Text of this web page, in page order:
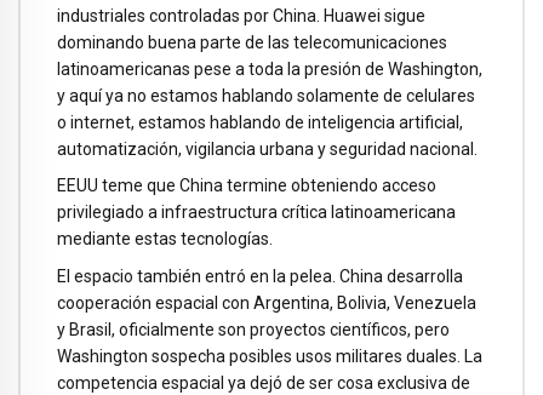
industriales controladas por China. Huawei sigue
dominando buena parte de las telecomunicaciones
latinoamericanas pese a toda la presión de Washington,
y aquí ya no estamos hablando solamente de celulares
o internet, estamos hablando de inteligencia artificial,
automatización, vigilancia urbana y seguridad nacional.
EEUU teme que China termine obteniendo acceso
privilegiado a infraestructura crítica latinoamericana
mediante estas tecnologías.
El espacio también entró en la pelea. China desarrolla
cooperación espacial con Argentina, Bolivia, Venezuela
y Brasil, oficialmente son proyectos científicos, pero
Washington sospecha posibles usos militares duales. La
competencia espacial ya dejó de ser cosa exclusiva de